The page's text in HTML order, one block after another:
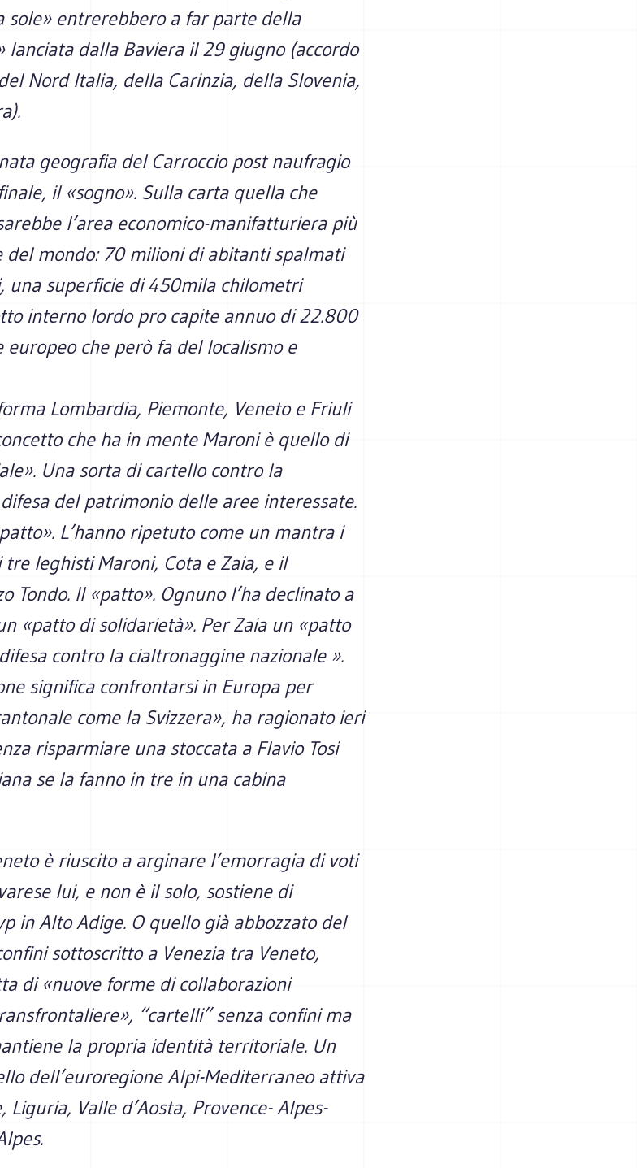
sole» entrerebbero a far parte della
lanciata dalla Baviera il 29 giugno (accordo
Nord Italia, della Carinzia, della Slovenia,
geografia del Carroccio post naufragio
il «sogno». Sulla carta quella che
l’area economico-manifatturiera più
del mondo: 70 milioni di abitanti spalmati
una superficie di 450mila chilometri
interno lordo pro capite annuo di 22.800
che però fa del localismo e
Lombardia, Piemonte, Veneto e Friuli
che ha in mente Maroni è quello di
Una sorta di cartello contro la
del patrimonio delle aree interessate.
L’hanno ripetuto come un mantra i
leghisti Maroni, Cota e Zaia, e il
Tondo. Il «patto». Ognuno l’ha declinato a
«patto di solidarietà». Per Zaia un «patto
contro la cialtronaggine nazionale ».
significa confrontarsi in Europa per
come la Svizzera», ha ragionato ieri
risparmiare una stoccata a Flavio Tosi
se la fanno in tre in una cabina
è riuscito a arginare l’emorragia di voti
lui, e non è il solo, sostiene di
in Alto Adige. O quello già abbozzato del
sottoscritto a Venezia tra Veneto,
di «nuove forme di collaborazioni
“cartelli” senza confini ma
la propria identità territoriale. Un
dell’euroregione Alpi-Mediterraneo attiva
Valle d’Aosta, Provence- Alpes-